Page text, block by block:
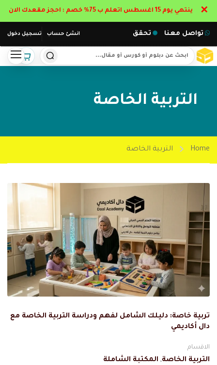
انشئ حساب تسجيل دخول تواصل معنا تحقق
التربية الخاصة
Home التربية الخاصة
تربية خاصة: دليلك الشامل لفهم ودراسة التربية الخاصة مع
دال أكاديمي
الاقسام
التربية الخاصة, المكتبة الشاملة
ينتهي يوم 15 اغسطس اتعلم ب 75% خصم : احجز مقعدك الان ✕